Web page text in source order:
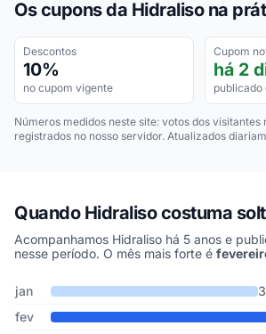
Os cupons da Hidraliso na
Descontos
10%
no cupom vigente
Cupom
há 2
publicado
Números medidos neste site: votos dos visitantes
registrados no nosso servidor. Atualizados
Quando Hidraliso costuma
Acompanhamos Hidraliso há 5 anos e
nesse período. O mês mais forte é
Cupons de Hidraliso publicados por mês,
Mês Cupons publicadosDesconto médio
jan
3
fev